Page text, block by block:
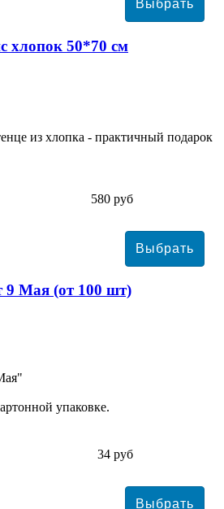
хлопок 50*70 см
из хлопка - практичный подарок
580 руб
9 Мая (от 100 шт)
упаковке.
34 руб